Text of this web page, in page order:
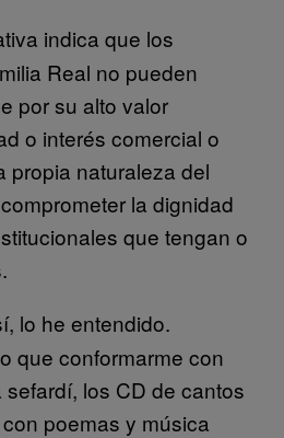
indica que los
Real no pueden
por su alto valor
o interés comercial o
propia naturaleza del
la dignidad
que tengan o
lo he entendido.
que conformarme con
los CD de cantos
poemas y música